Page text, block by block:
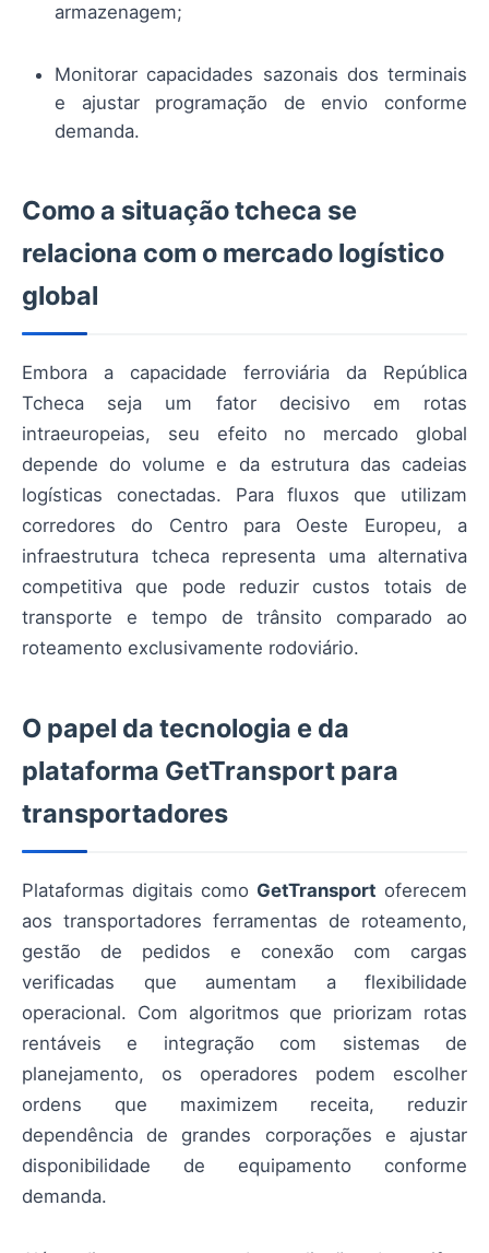
armazenagem;
Monitorar capacidades sazonais dos terminais
e ajustar programação de envio conforme
demanda.
Como a situação tcheca se
relaciona com o mercado logístico
global
Embora a capacidade ferroviária da República
Tcheca seja um fator decisivo em rotas
intraeuropeias, seu efeito no mercado global
depende do volume e da estrutura das cadeias
logísticas conectadas. Para fluxos que utilizam
corredores do Centro para Oeste Europeu, a
infraestrutura tcheca representa uma alternativa
competitiva que pode reduzir custos totais de
transporte e tempo de trânsito comparado ao
roteamento exclusivamente rodoviário.
O papel da tecnologia e da
plataforma GetTransport para
transportadores
Plataformas digitais como GetTransport oferecem
aos transportadores ferramentas de roteamento,
gestão de pedidos e conexão com cargas
verificadas que aumentam a flexibilidade
operacional. Com algoritmos que priorizam rotas
rentáveis e integração com sistemas de
planejamento, os operadores podem escolher
ordens que maximizem receita, reduzir
dependência de grandes corporações e ajustar
disponibilidade de equipamento conforme
demanda.